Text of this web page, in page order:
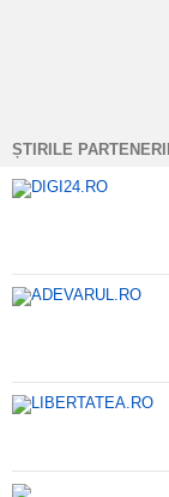
ȘTIRILE